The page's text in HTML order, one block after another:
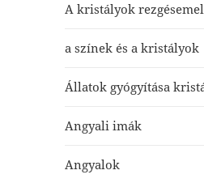
A kristályok
a színek és a kristályok
Állatok gyógyítása
Angyali imák
Angyalok